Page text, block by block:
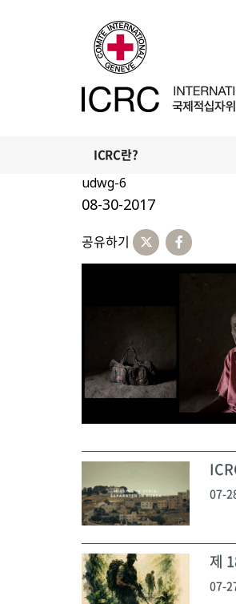
ICRC란?
udwg-6
08-30-2017
공유하기
07-
제
07-